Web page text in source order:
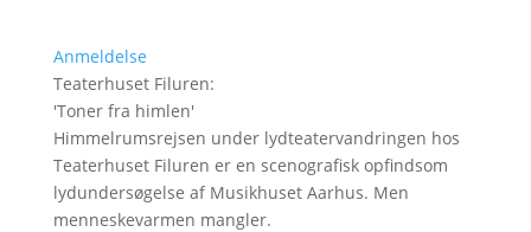
Anmeldelse
Teaterhuset Filuren:
'Toner fra himlen'
Himmelrumsrejsen under lydteatervandringen hos
Teaterhuset Filuren er en scenografisk opfindsom
lydundersøgelse af Musikhuset Aarhus. Men
menneskevarmen mangler.